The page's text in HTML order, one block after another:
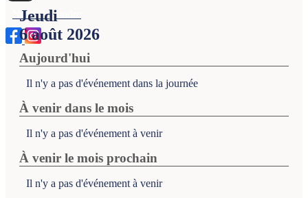
Nous Rejoindre
Jeudi
6 août 2026
Aujourd'hui
Il n'y a pas d'événement dans la journée
À venir dans le mois
Il n'y a pas d'événement à venir
À venir le mois prochain
Il n'y a pas d'événement à venir